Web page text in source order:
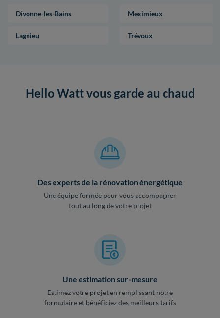
Divonne-les-Bains Meximieux
Lagnieu Trévoux
Hello Watt vous garde au chaud
Des experts de la rénovation énergétique
Une équipe formée pour vous accompagner
tout au long de votre projet
Une estimation sur-mesure
Estimez votre projet en remplissant notre
formulaire et bénéficiez des meilleurs tarifs